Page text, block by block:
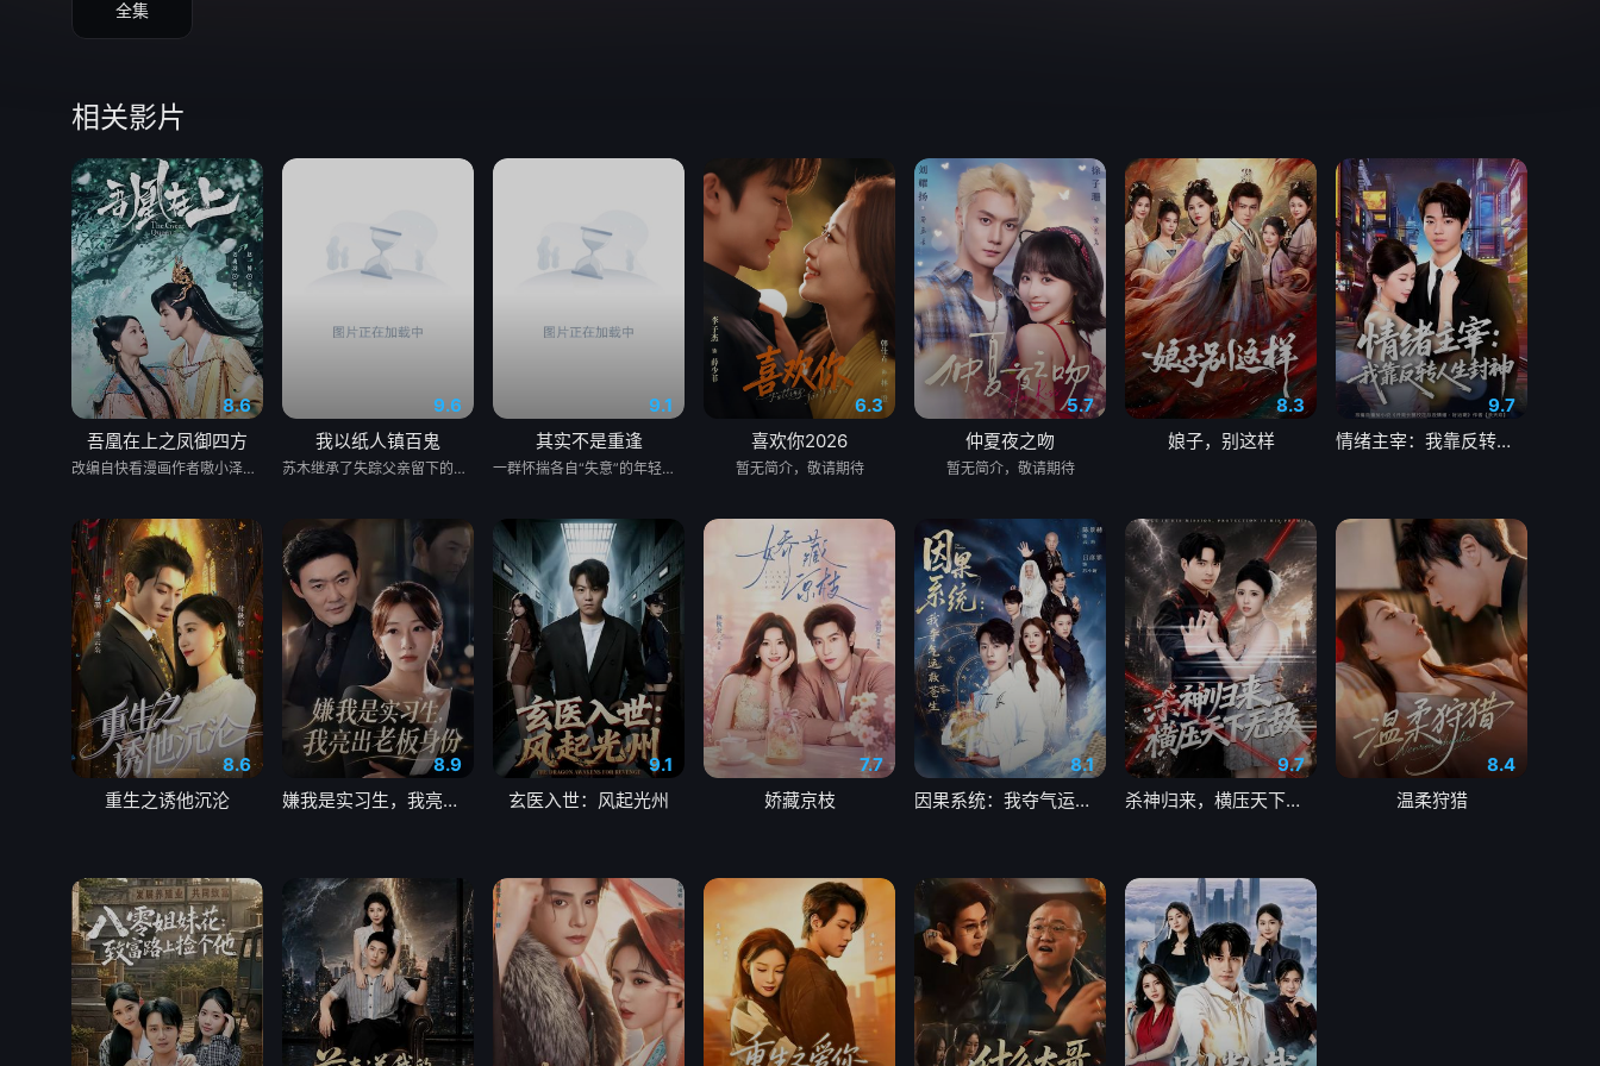
全集
相关影片
8.6
吾凰在上之凤御四方
改编自快看漫画作者嗷小泽的独家连载漫画《吾凰在上》。 现代少女奚圆（姜贞羽 饰）因意外踏入玄机界，继而卷入虎云国内乱的漩涡，身陷重重危机，而在一次次险象环生中，奚圆的真实身份逐渐浮出水面，她体内的凤凰神力也在机缘巧合下被激发觉醒。肩负整个玄机界安危的奚圆将个人的生死抛之脑后挺身而出，勇敢地向至高的神律挑战，并最终凭借自身的聪慧与坚韧守护了玄机界的苍生。
9.6
我以纸人镇百鬼
苏木继承了失踪父亲留下的白事馆，本想低调扎纸维生，却因一具流血的新娘纸人卷入了一场跨越十年的惊天阴谋。这纸人身上，竟贴着父亲消失前的绝命符箓。为了寻找父亲，苏木手持家传罗盘，独闯古镇鬼婚宴，掌扇招魂神棍。深陷租界纸域大楼，反杀吸血资本家。最终踏入生人勿近的封门村，揭开百人活尸背后的血泪冤案。随着三块罗盘碎片合一，当年的背叛者，父亲的结拜兄弟王叔现身夺宝。王叔布下万怨噬魂阵，欲将苏木炼成杀戮傀儡。生死关头，苏木觉醒苏家至高血脉，融合父亲残魂，引九霄神雷荡平邪祟。你以为苏家扎的是纸，不，扎的是这世间的公道。从此，苏木手持罗盘，行走阴阳，开启了一段热血又诡异的捉鬼传奇。
9.1
其实不是重逢
一群怀揣各自“失意”的年轻人，在沿海小城南安相遇相知，他们决心各展所长创办旅行社。他们以当地的特色人文与美食为引，用真诚与创意打动游客。尽管在创业路上笑料百出，但他们也渐渐褪去青涩，逐渐打响“成功旅行社”的品牌。从“冤家”互怼到甜蜜携手，“成功小分队”不仅在南安扎根了事业，更收获了惺惺相惜的友情与双向奔赴的爱情。
6.3
喜欢你2026
暂无简介，敬请期待
5.7
仲夏夜之吻
暂无简介，敬请期待
8.3
娘子，别这样
9.7
情绪主宰：我靠反转人生封神
8.6
重生之诱他沉沦
8.9
嫌我是实习生，我亮出老板身份
9.1
玄医入世：风起光州
7.7
娇藏京枝
8.1
因果系统：我夺气运救苍生
9.7
杀神归来，横压天下无敌
8.4
温柔狩猎